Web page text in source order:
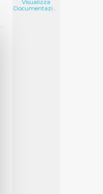
Visualizza
Documentazione